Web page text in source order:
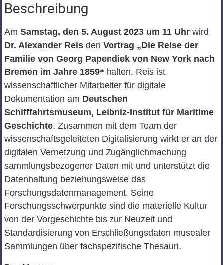
Beschreibung
Am Samstag, den 5. August 2023 um 11 Uhrwird
Dr. Alexander Reisden Vortrag „Die Reise der
Familie von Georg Papendiek von New York nach
Bremen im Jahre 1859“ halten. Reis ist
wissenschaftlicher Mitarbeiter für digitale
Dokumentation am Deutschen
Schifffahrtsmuseum, Leibniz-Institut für Maritime
Geschichte. Zusammen mit dem Team der
wissenschaftsgeleiteten Digitalisierung wirkt er an der
digitalen Vernetzung und Zugänglichmachung
sammlungsbezogener Daten mit und unterstützt die
Datenhaltung beziehungsweise das
Forschungsdatenmanagement. Seine
Forschungsschwerpunkte sind die materielle Kultur
von der Vorgeschichte bis zur Neuzeit und
Standardisierung von Erschließungsdaten musealer
Sammlungen über fachspezifische Thesauri.